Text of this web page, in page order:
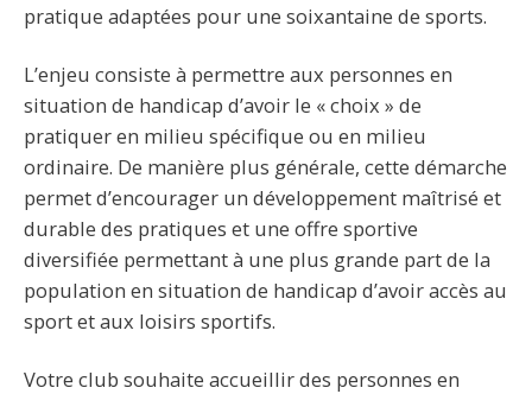
pratique adaptées pour une soixantaine de sports.
L’enjeu consiste à permettre aux personnes en
situation de handicap d’avoir le « choix » de
pratiquer en milieu spécifique ou en milieu
ordinaire. De manière plus générale, cette démarche
permet d’encourager un développement maîtrisé et
durable des pratiques et une offre sportive
diversifiée permettant à une plus grande part de la
population en situation de handicap d’avoir accès au
sport et aux loisirs sportifs.
Votre club souhaite accueillir des personnes en